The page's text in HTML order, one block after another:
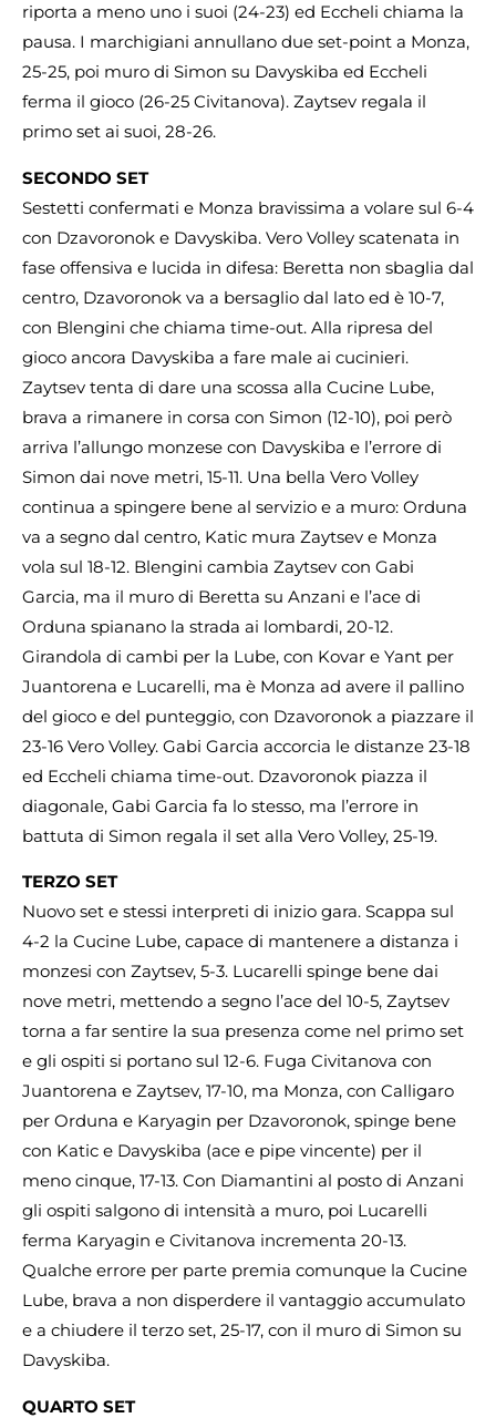
riporta a meno uno i suoi (24-23) ed Eccheli chiama la
pausa. I marchigiani annullano due set-point a Monza,
25-25, poi muro di Simon su Davyskiba ed Eccheli
ferma il gioco (26-25 Civitanova). Zaytsev regala il
primo set ai suoi, 28-26.
SECONDO SET
Sestetti confermati e Monza bravissima a volare sul 6-4
con Dzavoronok e Davyskiba. Vero Volley scatenata in
fase offensiva e lucida in difesa: Beretta non sbaglia dal
centro, Dzavoronok va a bersaglio dal lato ed è 10-7,
con Blengini che chiama time-out. Alla ripresa del
gioco ancora Davyskiba a fare male ai cucinieri.
Zaytsev tenta di dare una scossa alla Cucine Lube,
brava a rimanere in corsa con Simon (12-10), poi però
arriva l’allungo monzese con Davyskiba e l’errore di
Simon dai nove metri, 15-11. Una bella Vero Volley
continua a spingere bene al servizio e a muro: Orduna
va a segno dal centro, Katic mura Zaytsev e Monza
vola sul 18-12. Blengini cambia Zaytsev con Gabi
Garcia, ma il muro di Beretta su Anzani e l’ace di
Orduna spianano la strada ai lombardi, 20-12.
Girandola di cambi per la Lube, con Kovar e Yant per
Juantorena e Lucarelli, ma è Monza ad avere il pallino
del gioco e del punteggio, con Dzavoronok a piazzare il
23-16 Vero Volley. Gabi Garcia accorcia le distanze 23-18
ed Eccheli chiama time-out. Dzavoronok piazza il
diagonale, Gabi Garcia fa lo stesso, ma l’errore in
battuta di Simon regala il set alla Vero Volley, 25-19.
TERZO SET
Nuovo set e stessi interpreti di inizio gara. Scappa sul
4-2 la Cucine Lube, capace di mantenere a distanza i
monzesi con Zaytsev, 5-3. Lucarelli spinge bene dai
nove metri, mettendo a segno l’ace del 10-5, Zaytsev
torna a far sentire la sua presenza come nel primo set
e gli ospiti si portano sul 12-6. Fuga Civitanova con
Juantorena e Zaytsev, 17-10, ma Monza, con Calligaro
per Orduna e Karyagin per Dzavoronok, spinge bene
con Katic e Davyskiba (ace e pipe vincente) per il
meno cinque, 17-13. Con Diamantini al posto di Anzani
gli ospiti salgono di intensità a muro, poi Lucarelli
ferma Karyagin e Civitanova incrementa 20-13.
Qualche errore per parte premia comunque la Cucine
Lube, brava a non disperdere il vantaggio accumulato
e a chiudere il terzo set, 25-17, con il muro di Simon su
Davyskiba.
QUARTO SET